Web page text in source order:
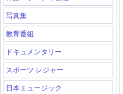
写真集
教育番組
ドキュメンタリー
スポーツ レジャー
日本ミュージック